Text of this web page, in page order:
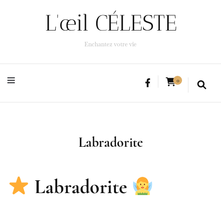
L'œil CÉLESTE
Enchantez votre vie
0
L'œil CÉLESTE
Enchantez votre vie
Labradorite
Labradorite